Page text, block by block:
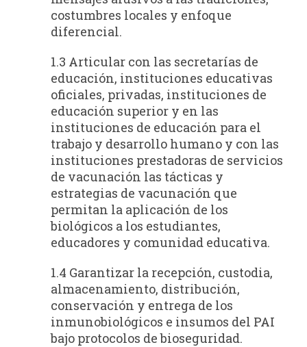
costumbres locales y enfoque
diferencial.
1.3 Articular con las secretarías de
educación, instituciones educativas
oficiales, privadas, instituciones de
educación superior y en las
instituciones de educación para el
trabajo y desarrollo humano y con las
instituciones prestadoras de servicios
de vacunación las tácticas y
estrategias de vacunación que
permitan la aplicación de los
biológicos a los estudiantes,
educadores y comunidad educativa.
1.4 Garantizar la recepción, custodia,
almacenamiento, distribución,
conservación y entrega de los
inmunobiológicos e insumos del PAI
bajo protocolos de bioseguridad.